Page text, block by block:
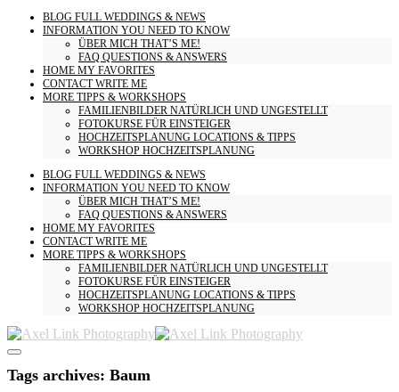
BLOG FULL WEDDINGS & NEWS
INFORMATION YOU NEED TO KNOW
ÜBER MICH THAT’S ME!
FAQ QUESTIONS & ANSWERS
HOME MY FAVORITES
CONTACTWRITE ME
MORE TIPPS & WORKSHOPS
FAMILIENBILDER NATÜRLICH UND UNGESTELLT
FOTOKURSE FÜR EINSTEIGER
HOCHZEITSPLANUNG LOCATIONS & TIPPS
WORKSHOP HOCHZEITSPLANUNG
BLOG FULL WEDDINGS & NEWS
INFORMATION YOU NEED TO KNOW
ÜBER MICH THAT’S ME!
FAQ QUESTIONS & ANSWERS
HOME MY FAVORITES
CONTACTWRITE ME
MORE TIPPS & WORKSHOPS
FAMILIENBILDER NATÜRLICH UND UNGESTELLT
FOTOKURSE FÜR EINSTEIGER
HOCHZEITSPLANUNG LOCATIONS & TIPPS
WORKSHOP HOCHZEITSPLANUNG
Tags archives: Baum